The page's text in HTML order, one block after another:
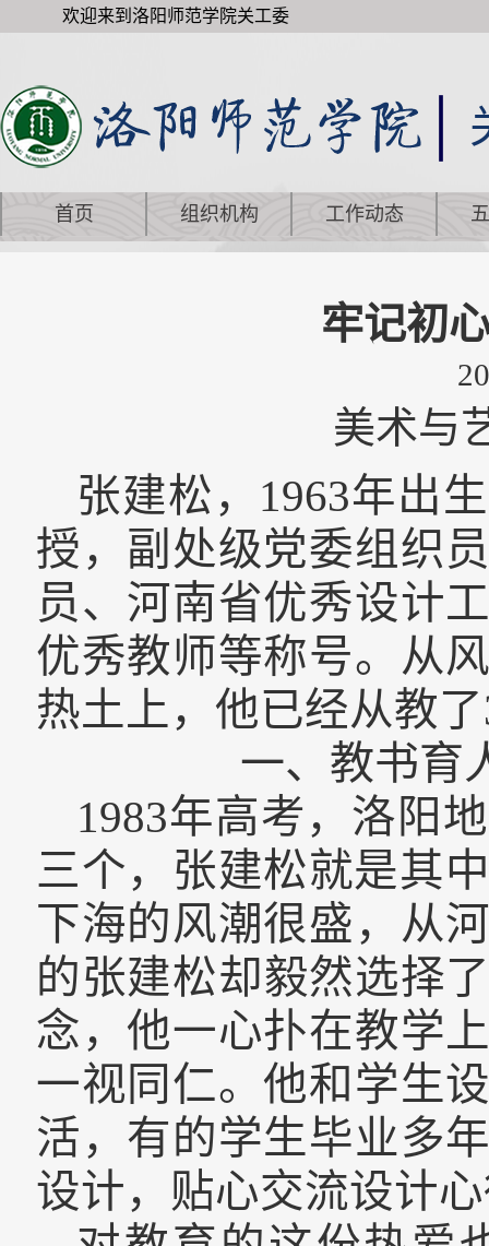
欢迎来到洛阳师范学院关工委
首页 组织机构 工作动态
牢记初
美术与
张建松， 1963年出
授，副处级党委组织
员、河南省优秀设计
优秀教师等称号。 从
热土上，他已经从教了
一、教书育
1983年高考，洛阳
三个， 张建松就是其
下海的风潮很盛， 从
的张建松却毅然选择
念，他一心扑在教学
一视同仁。他和学生
活，有的学生毕业多
设计，贴心交流设计